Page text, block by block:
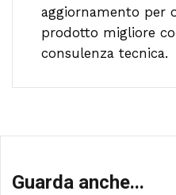
aggiornamento per
prodotto migliore
consulenza tecnica.
Guarda anche...